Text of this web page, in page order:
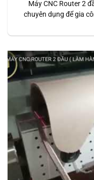
Máy CNC Router 2
chuyên dụng để gia
nghiệp sản xuất nội